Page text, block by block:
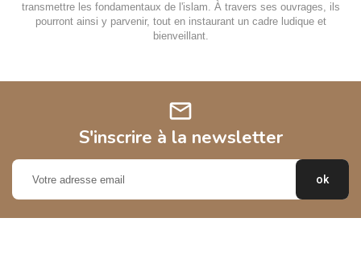
transmettre les fondamentaux de l'islam. À travers ses ouvrages, ils
pourront ainsi y parvenir, tout en instaurant un cadre ludique et
bienveillant.
mail
S'inscrire à la newsletter